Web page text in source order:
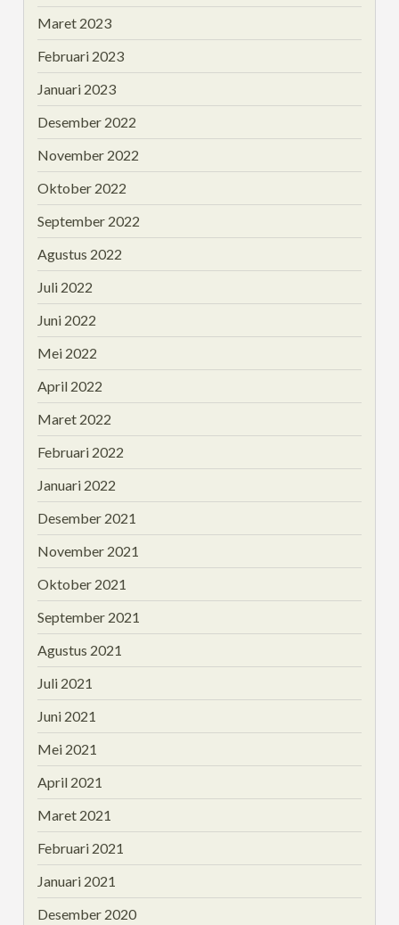
Maret 2023
Februari 2023
Januari 2023
Desember 2022
November 2022
Oktober 2022
September 2022
Agustus 2022
Juli 2022
Juni 2022
Mei 2022
April 2022
Maret 2022
Februari 2022
Januari 2022
Desember 2021
November 2021
Oktober 2021
September 2021
Agustus 2021
Juli 2021
Juni 2021
Mei 2021
April 2021
Maret 2021
Februari 2021
Januari 2021
Desember 2020